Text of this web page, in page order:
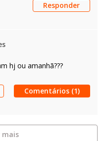
Responder
hj ou amanhã???
Comentários (1)
mais